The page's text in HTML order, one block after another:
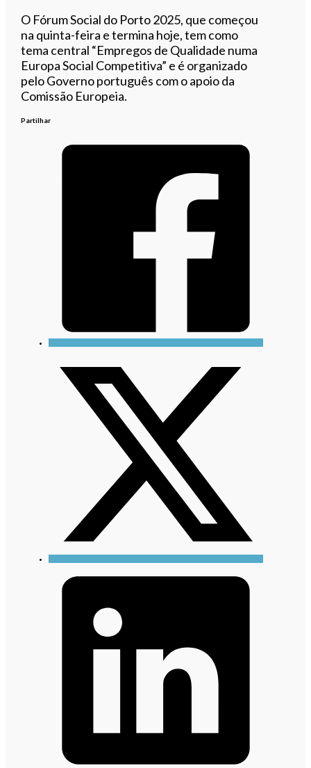
O Fórum Social do Porto 2025, que começou
na quinta-feira e termina hoje, tem como
tema central “Empregos de Qualidade numa
Europa Social Competitiva” e é organizado
pelo Governo português com o apoio da
Comissão Europeia.
Partilhar